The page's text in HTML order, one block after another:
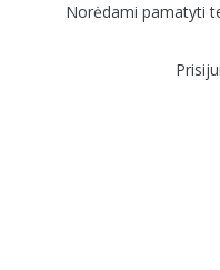
Norėdami pamatyti